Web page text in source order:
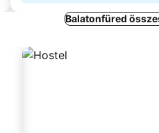
Balatonfüred